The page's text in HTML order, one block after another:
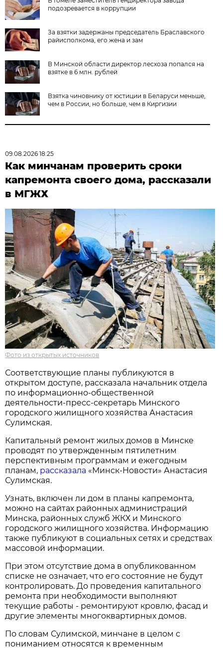
подозревается в коррупции
За взятки задержаны председатель Браславского
райисполкома, его жена и зам
В Минской области директор лесхоза попался на
взятке в 6 млн. рублей
Взятка чиновнику от юстиции в Беларуси меньше,
чем в России, но больше, чем в Киргизии
09.08.2026 18:25
Как минчанам проверить сроки
капремонта своего дома, рассказали
в МГЖХ
Фото из открытых источников
Соответствующие планы публикуются в
открытом доступе, рассказала начальник отдела
по информационно-общественной
деятельности-пресс-секретарь Минского
городского жилищного хозяйства Анастасия
Сулимская.
Капитальный ремонт жилых домов в Минске
проводят по утвержденным пятилетним
перспективным программам и ежегодным
планам, рассказала «Минск-Новости» Анастасия
Сулимская.
Узнать, включен ли дом в планы капремонта,
можно на сайтах районных администраций
Минска, районных служб ЖКХ и Минского
городского жилищного хозяйства. Информацию
также публикуют в социальных сетях и средствах
массовой информации.
При этом отсутствие дома в опубликованном
списке не означает, что его состояние не будут
контролировать. До проведения капитального
ремонта при необходимости выполняют
текущие работы - ремонтируют кровлю, фасад и
другие элементы многоквартирных домов.
По словам Сулимской, минчане в целом с
пониманием относятся к временным